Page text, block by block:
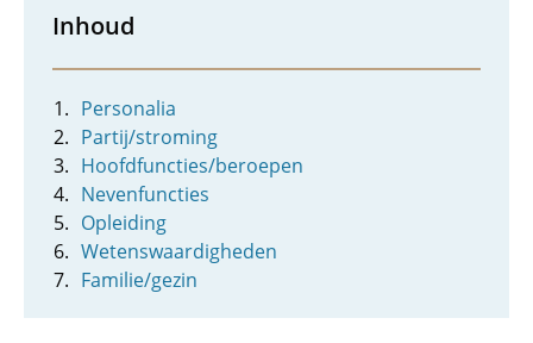
Inhoud
Personalia
Partij/stroming
Hoofdfuncties/beroepen
Nevenfuncties
Opleiding
Wetenswaardigheden
Familie/gezin